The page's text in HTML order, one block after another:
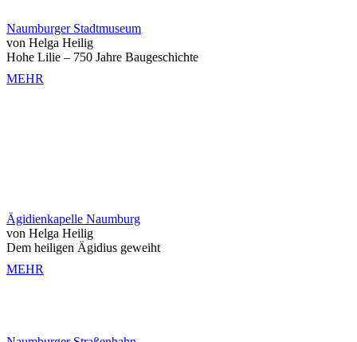
Naumburger Stadtmuseum
von Helga Heilig
Hohe Lilie – 750 Jahre Baugeschichte
MEHR
Ägidienkapelle Naumburg
von Helga Heilig
Dem heiligen Ägidius geweiht
MEHR